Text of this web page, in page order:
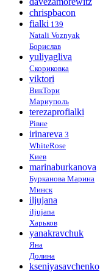
chrispbacon
fialki 139
Natali Voznyak
Борислав
yuliyagliva
Скориковка
viktori
ВикТори
Мариуполь
terezaprofialki
Рівне
irinareva 3
WhiteRose
Киев
marinaburkanova
Бурканова Марина
Минск
iljujana
iljujana
Харьков
yanakravchuk
Яна
Долина
kseniyasavchenko